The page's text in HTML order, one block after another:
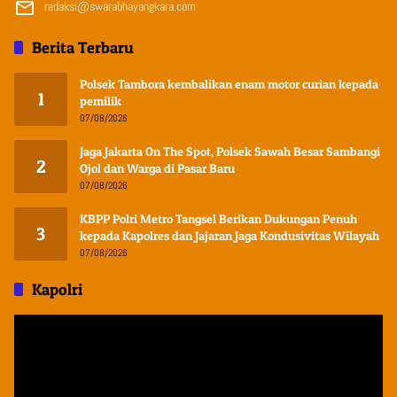
redaksi@swarabhayangkara.com
Berita Terbaru
1
Polsek Tambora kembalikan enam motor curian kepada
pemilik
07/08/2026
2
Jaga Jakarta On The Spot, Polsek Sawah Besar Sambangi
Ojol dan Warga di Pasar Baru
07/08/2026
3
KBPP Polri Metro Tangsel Berikan Dukungan Penuh
kepada Kapolres dan Jajaran Jaga Kondusivitas Wilayah
07/08/2026
Kapolri